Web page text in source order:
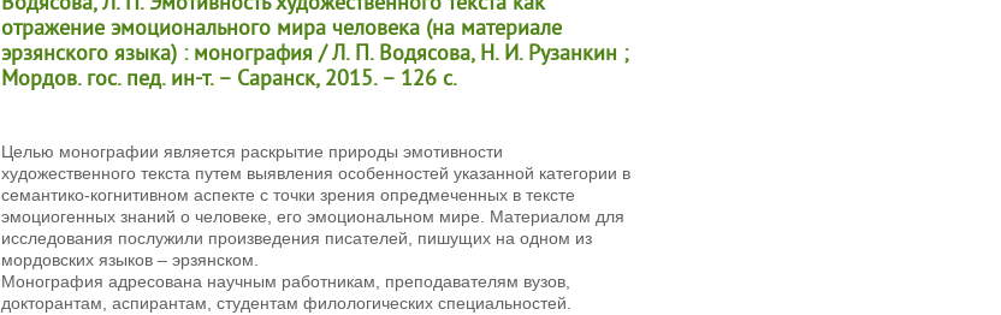
отражение эмоционального мира человека (на материале
эрзянского языка) : монография / Л. П. Водясова, Н. И. Рузанкин ;
Мордов. гос. пед. ин-т. – Саранск, 2015. – 126 с.
Целью монографии является раскрытие природы эмотивности
художественного текста путем выявления особенностей указанной категории в
семантико-когнитивном аспекте с точки зрения опредмеченных в тексте
эмоциогенных знаний о человеке, его эмоциональном мире. Материалом для
исследования послужили произведения писателей, пишущих на одном из
мордовских языков – эрзянском.
Монография адресована научным работникам, преподавателям вузов,
докторантам, аспирантам, студентам филологических специальностей.